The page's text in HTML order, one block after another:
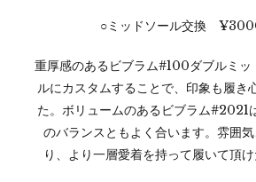
○ミッドソール交換
重厚感のあるビブラム#100ダブルミッ
ルにカスタムすることで、印象も履き
た。ボリュームのあるビブラム#2021
のバランスともよく合います。雰囲
り、より一層愛着を持って履いて頂け